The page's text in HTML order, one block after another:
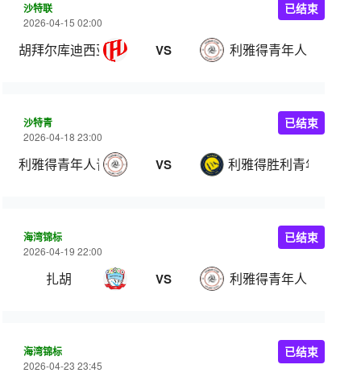
沙特联
2026-04-15 02:00
胡拜尔库迪西亚 VS 利雅得青年人
已结束
沙特青
2026-04-18 23:00
利雅得青年人青年队 VS 利雅得胜利青年队
已结束
海湾锦标
2026-04-19 22:00
扎胡 VS 利雅得青年人
已结束
海湾锦标
2026-04-23 23:45
已结束